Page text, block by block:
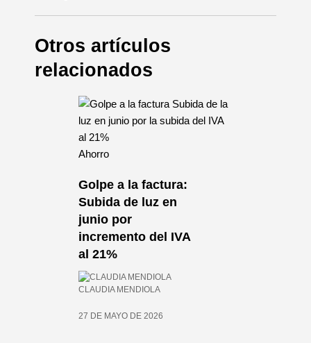
Otros artículos
relacionados
Ahorro
Golpe a la factura:
Subida de luz en
junio por
incremento del IVA
al 21%
CLAUDIA MENDIOLA
27 DE MAYO DE 2026